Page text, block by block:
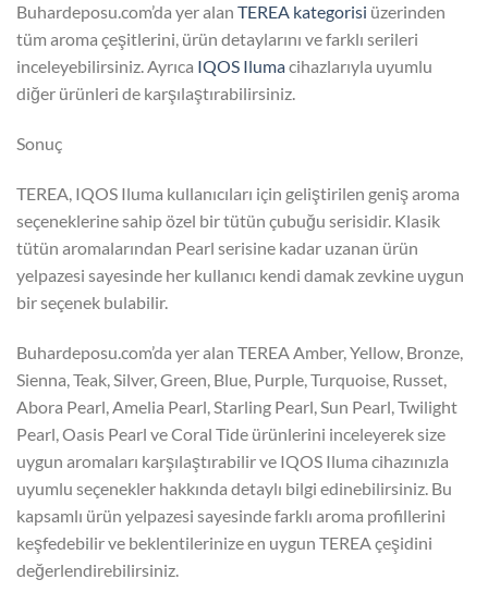
Buhardeposu.com’da yer alan TEREA kategorisi üzerinden
tüm aroma çeşitlerini, ürün detaylarını ve farklı serileri
inceleyebilirsiniz. Ayrıca IQOS Ilumacihazlarıyla uyumlu
diğer ürünleri de karşılaştırabilirsiniz.
Sonuç
TEREA, IQOS Iluma kullanıcıları için geliştirilen geniş aroma
seçeneklerine sahip özel bir tütün çubuğu serisidir. Klasik
tütün aromalarından Pearl serisine kadar uzanan ürün
yelpazesi sayesinde her kullanıcı kendi damak zevkine uygun
bir seçenek bulabilir.
Buhardeposu.com’da yer alan TEREA Amber, Yellow, Bronze,
Sienna, Teak, Silver, Green, Blue, Purple, Turquoise, Russet,
Abora Pearl, Amelia Pearl, Starling Pearl, Sun Pearl, Twilight
Pearl, Oasis Pearl ve Coral Tide ürünlerini inceleyerek size
uygun aromaları karşılaştırabilir ve IQOS Iluma cihazınızla
uyumlu seçenekler hakkında detaylı bilgi edinebilirsiniz. Bu
kapsamlı ürün yelpazesi sayesinde farklı aroma profillerini
keşfedebilir ve beklentilerinize en uygun TEREA çeşidini
değerlendirebilirsiniz.